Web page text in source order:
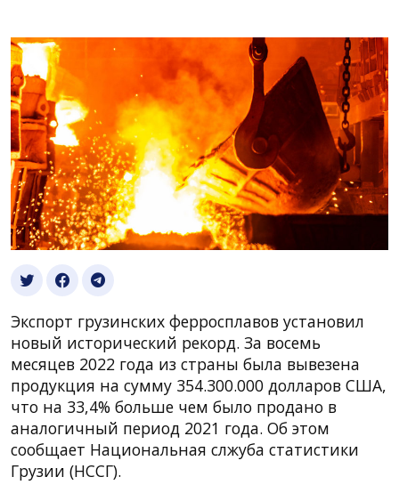
Экспорт грузинских ферросплавов установил
новый исторический рекорд. За восемь
месяцев 2022 года из страны была вывезена
продукция на сумму 354.300.000 долларов США,
что на 33,4% больше чем было продано в
аналогичный период 2021 года. Об этом
сообщает Национальная слжуба статистики
Грузии (НССГ).